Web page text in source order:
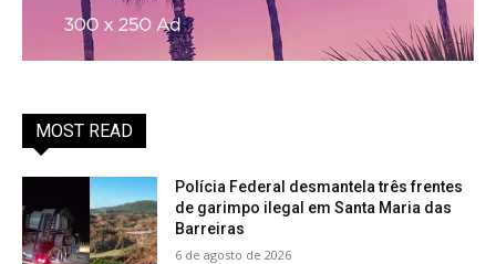
MOST READ
Polícia Federal desmantela três frentes
de garimpo ilegal em Santa Maria das
Barreiras
6 de agosto de 2026